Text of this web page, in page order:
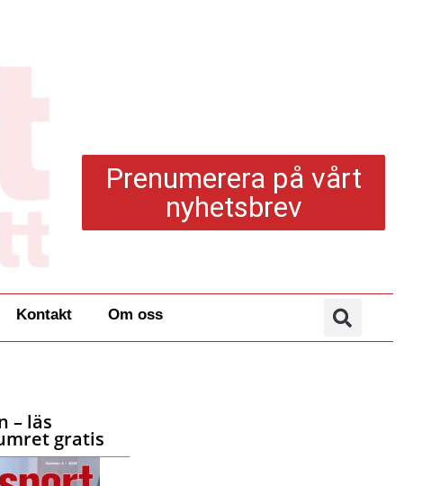
Prenumerera på vårt
nyhetsbrev
Kontakt Om oss
– läs
gratis